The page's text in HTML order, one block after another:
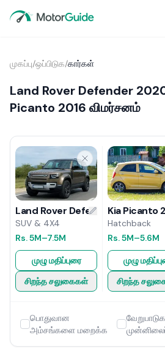
முகப்பு/ஒப்பிடுக/கார்கள்
Land Rover Defender
Picanto 2016 விமர்சனம்
Land Rover Defender 2020
SUV & 4X4
Rs.5M–7.5M
முழு மதிப்புரை
சிறந்த சலுகைகள்
Kia Picanto
Hatchback
Rs.5M–5.6M
முழு
சிறந்த
பொதுவான
அம்சங்களை மறைக்க